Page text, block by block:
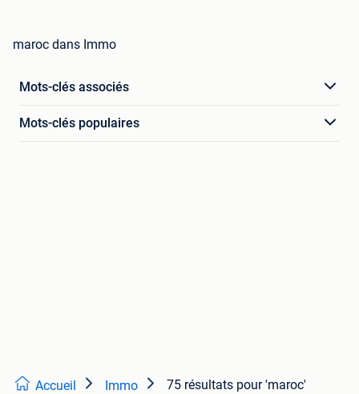
maroc dans Immo
Mots-clés associés
Mots-clés populaires
Accueil Immo 75 résultats pour 'maroc'